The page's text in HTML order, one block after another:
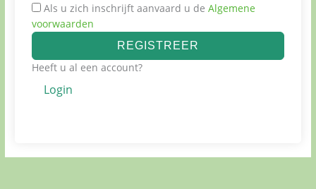
Als u zich inschrijft aanvaard u deAlgemene
voorwaarden
REGISTREER
Heeft u al een account?
Login